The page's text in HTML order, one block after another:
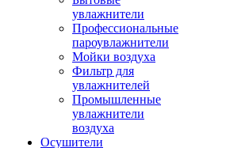
увлажнители
Профессиональные
пароувлажнители
Мойки воздуха
Фильтр для
увлажнителей
Промышленные
увлажнители
воздуха
Осушители